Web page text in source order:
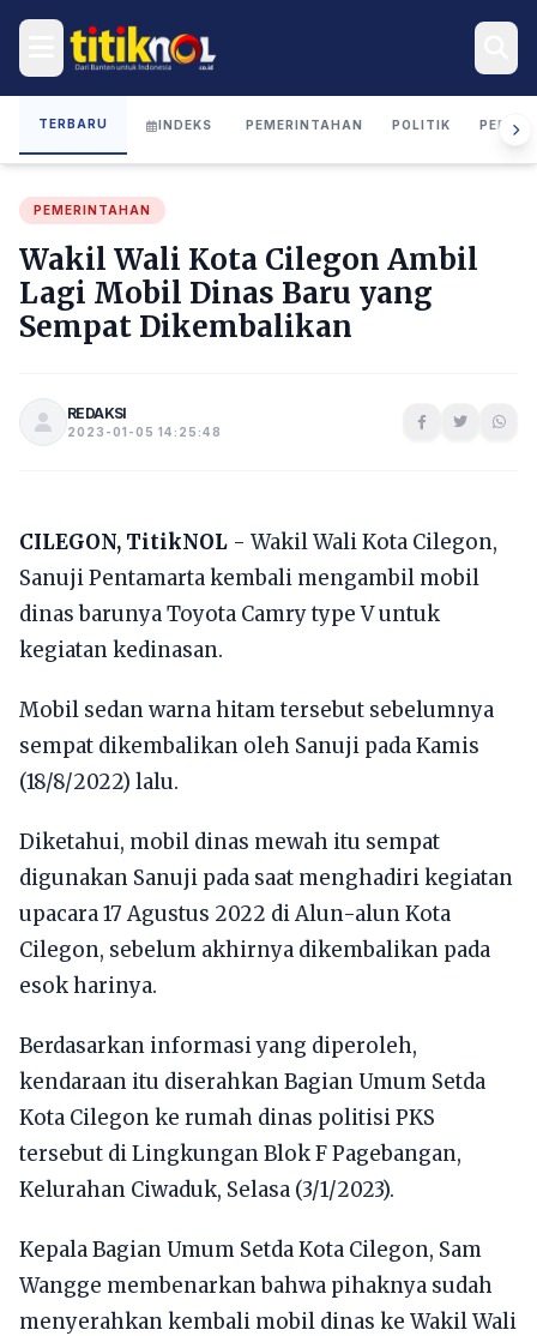
TERBARU INDEKS PEMERINTAHAN POLITIK
PEMERINTAHAN
Wakil Wali Kota Cilegon Ambil
Lagi Mobil Dinas Baru yang
Sempat Dikembalikan
REDAKSI
2023-01-05 14:25:48
CILEGON, TitikNOL - Wakil Wali Kota Cilegon,
Sanuji Pentamarta kembali mengambil mobil
dinas barunya Toyota Camry type V untuk
kegiatan kedinasan.
Mobil sedan warna hitam tersebut sebelumnya
sempat dikembalikan oleh Sanuji pada Kamis
(18/8/2022) lalu.
Diketahui, mobil dinas mewah itu sempat
digunakan Sanuji pada saat menghadiri kegiatan
upacara 17 Agustus 2022 di Alun-alun Kota
Cilegon, sebelum akhirnya dikembalikan pada
esok harinya.
Berdasarkan informasi yang diperoleh,
kendaraan itu diserahkan Bagian Umum Setda
Kota Cilegon ke rumah dinas politisi PKS
tersebut di Lingkungan Blok F Pagebangan,
Kelurahan Ciwaduk, Selasa (3/1/2023).
Kepala Bagian Umum Setda Kota Cilegon, Sam
Wangge membenarkan bahwa pihaknya sudah
menyerahkan kembali mobil dinas ke Wakil Wali